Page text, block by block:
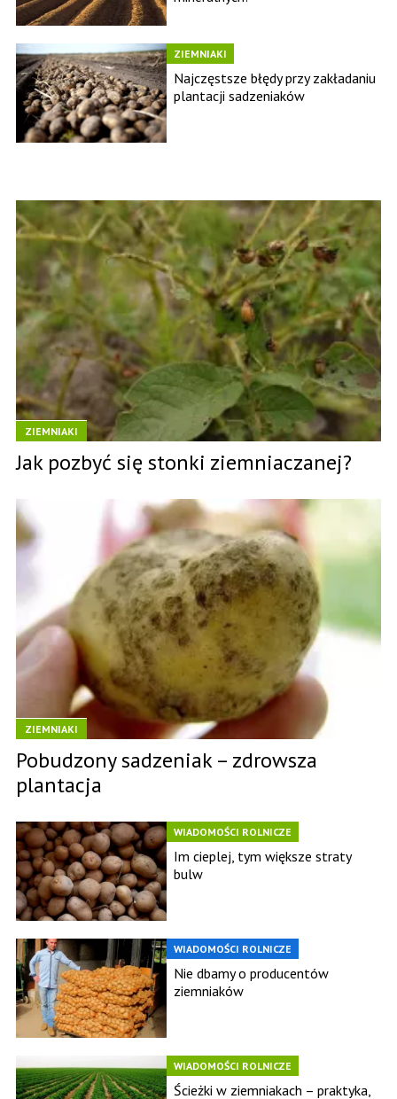
ZIEMNIAKI
Najczęstsze błędy przy zakładaniu
plantacji sadzeniaków
ZIEMNIAKI
Jak pozbyć się stonki ziemniaczanej?
ZIEMNIAKI
Pobudzony sadzeniak – zdrowsza
plantacja
WIADOMOŚCI ROLNICZE
Im cieplej, tym większe straty
bulw
WIADOMOŚCI ROLNICZE
Nie dbamy o producentów
ziemniaków
WIADOMOŚCI ROLNICZE
Ścieżki w ziemniakach – praktyka,